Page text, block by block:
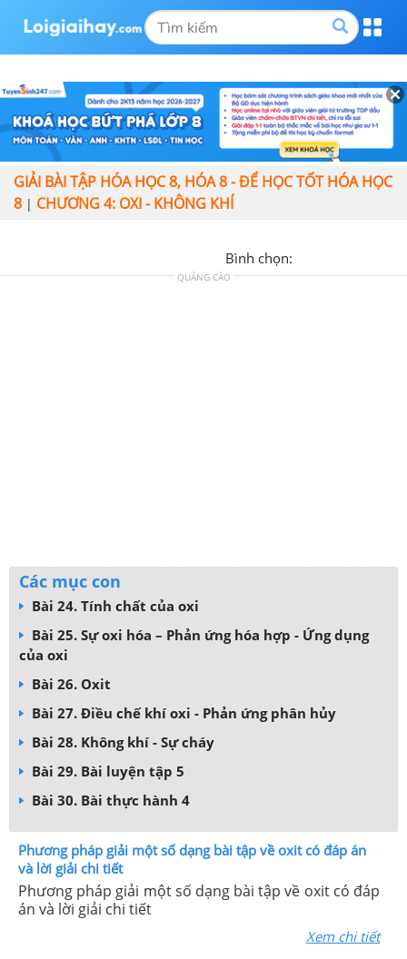
GIẢI BÀI TẬP HÓA HỌC 8, HÓA 8 - ĐỂ HỌC TỐT HÓA HỌC
8 | CHƯƠNG 4: OXI - KHÔNG KHÍ
Bình chọn:
QUẢNG CÁO
Các mục con
Bài 24. Tính chất của oxi
Bài 25. Sự oxi hóa – Phản ứng hóa hợp - Ứng dụng
của oxi
Bài 26. Oxit
Bài 27. Điều chế khí oxi - Phản ứng phân hủy
Bài 28. Không khí - Sự cháy
Bài 29. Bài luyện tập 5
Bài 30. Bài thực hành 4
Phương pháp giải một số dạng bài tập về oxit có đáp án
và lời giải chi tiết
Phương pháp giải một số dạng bài tập về oxit có đáp
án và lời giải chi tiết
Xem chi tiết